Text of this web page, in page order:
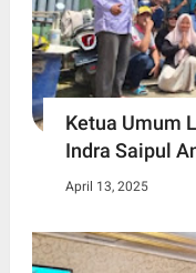
Ketua Umum
Indra Saipul
April 13, 2025